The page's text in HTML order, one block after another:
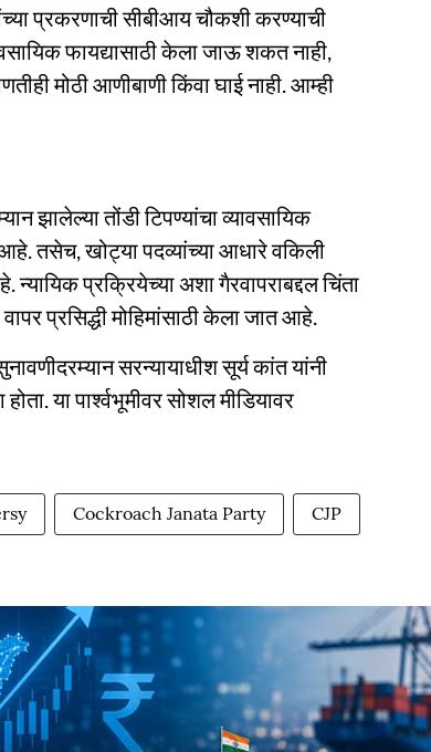
प्रकरणाची सीबीआय चौकशी करण्याची
फायद्यासाठी केला जाऊ शकत नाही,
मोठी आणीबाणी किंवा घाई नाही. आम्ही
झालेल्या तोंडी टिपण्यांचा व्यावसायिक
तसेच, खोट्या पदव्यांच्या आधारे वकिली
प्रक्रियेच्या अशा गैरवापराबद्दल चिंता
प्रसिद्धी मोहिमांसाठी केला जात आहे.
सरन्यायाधीश सूर्य कांत यांनी
या पार्श्वभूमीवर सोशल मीडियावर
Cockroach Janata Party CJP